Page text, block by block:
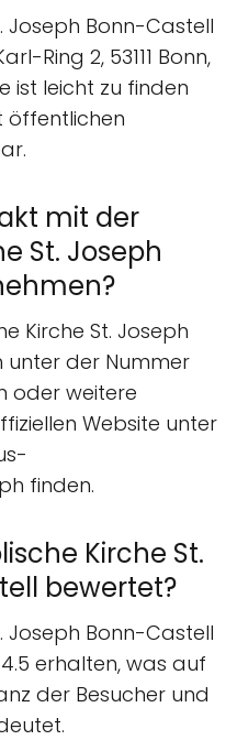
Joseph Bonn-Castell
Ring 2, 53111 Bonn,
ist leicht zu finden
öffentlichen
mit der
St. Joseph
Kirche St. Joseph
unter der Nummer
oder weitere
Website unter
finden.
Kirche St.
bewertet?
Joseph Bonn-Castell
erhalten, was auf
der Besucher und